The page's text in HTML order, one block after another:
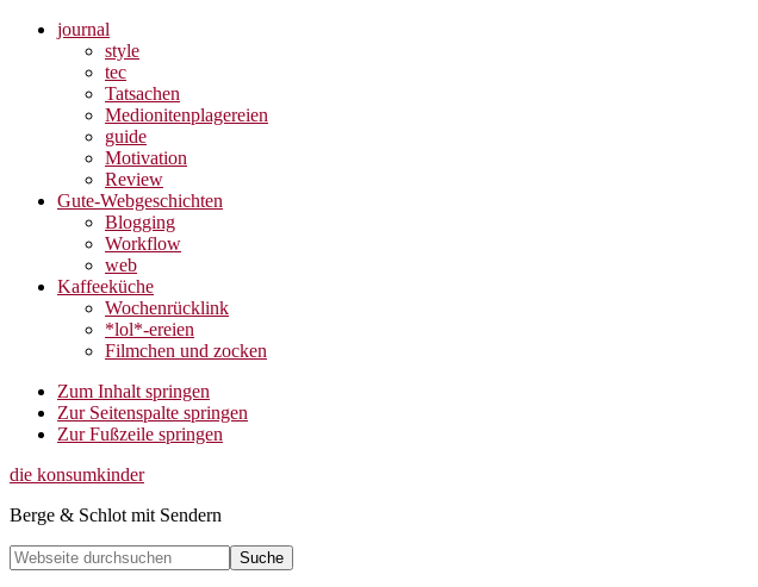
journal
style
tec
Tatsachen
Medionitenplagereien
guide
Motivation
Review
Gute-Webgeschichten
Blogging
Workflow
web
Kaffeeküche
Wochenrücklink
*lol*-ereien
Filmchen und zocken
Zum Inhalt springen
Zur Seitenspalte springen
Zur Fußzeile springen
die konsumkinder
Berge & Schlot mit Sendern
Webseite
durchsuchen